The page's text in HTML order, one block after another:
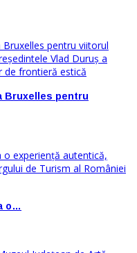
Bruxelles pentru
o…